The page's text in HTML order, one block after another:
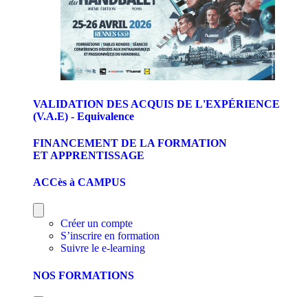
VALIDATION DES ACQUIS DE L'EXPÉRIENCE
(V.A.E) - Equivalence
FINANCEMENT DE LA FORMATION
ET APPRENTISSAGE
ACCès à CAMPUS
Créer un compte
S’inscrire en formation
Suivre le e-learning
NOS FORMATIONS